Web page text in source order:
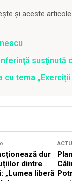
și aceste
susţinută
tema
dur
dintre
„Lumea liberă